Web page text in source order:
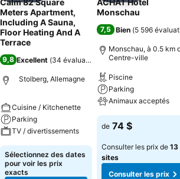
Calm 82 Square
Meters Apartment,
Including A Sauna,
Floor Heating And A
Terrace
9,8 Excellent (34 évaluations
Stolberg, Allemagne
Cuisine / Kitchenette
Parking
TV / divertissements
Sélectionnez des dates
pour voir les prix
exacts
ACHAT Hotel
Monschau
7,5 Bien (5 596
Monschau, à 0.5 km
Centre-ville
Piscine
Parking
Animaux acceptés
de 74 $
Consulter les prix de 13
sites
Consulter les prix